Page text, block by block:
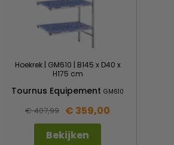
Hoekrek | GM610 | B145 x D40 x
H175 cm
Tournus Equipement GM610
€ 407,99 € 359,00
Bekijken